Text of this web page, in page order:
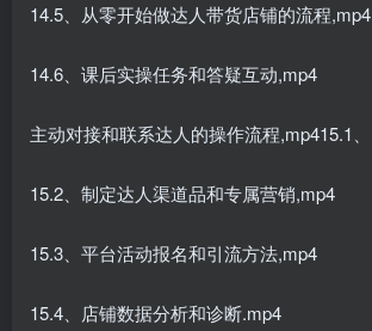
14.5、从零开始做达人带货店铺的流程,mp4
14.6、课后实操任务和答疑互动,mp4
主动对接和联系达人的操作流程,mp415.1、
15.2、制定达人渠道品和专属营销,mp4
15.3、平台活动报名和引流方法,mp4
15.4、店铺数据分析和诊断.mp4